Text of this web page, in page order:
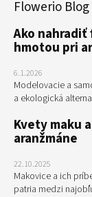
Flowerio
Ako
hmotou pri
6.1.2026
Modelovacie a
a ekologická
Kvety maku
aranžmáne
22.10.2025
Makovice a ich
patria medzi